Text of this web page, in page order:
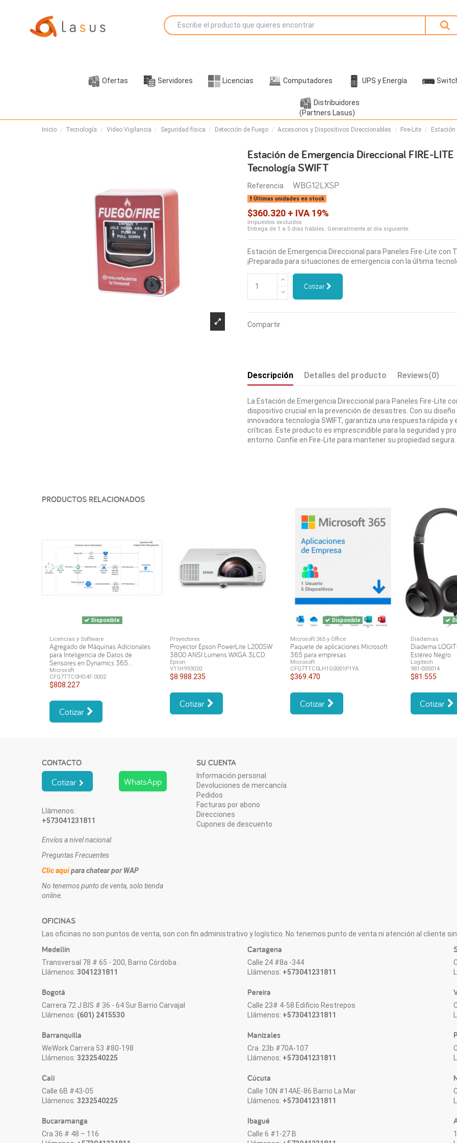
Ofertas Servidores Licencias Computadores UPS y Energía
Distribuidores
(Partners Lasus)
Inicio Tecnología Video Vigilancia Seguridad física Detección de Fuego Accesorios y Dispositivos Direccionables Fire-Lite Estación
Estación de Emergencia Direccional FIRE-LITE
Tecnología SWIFT
Referencia WBG12LXSP
Últimas unidades en stock
$360.320 + IVA 19%
Impuestos excluidos
Entrega de 1 a 5 días hábiles. Generalmente al día siguiente.
Estación de Emergencia Direccional para Paneles Fire-Lite con
¡Preparada para situaciones de emergencia con la última
Cotizar
Compartir
Descripción Detalles del producto Reviews(0)
La Estación de Emergencia Direccional para Paneles Fire-Lite
dispositivo crucial en la prevención de desastres. Con su diseño
innovadora tecnología SWIFT, garantiza una respuesta rápida
críticas. Este producto es imprescindible para la seguridad y
entorno. Confíe en Fire-Lite para mantener su propiedad segura.
PRODUCTOS RELACIONADOS
Disponible
Licencias y Software
Agregado de Máquinas Adicionales
para Inteligencia de Datos de
Sensores en Dynamics 365...
Microsoft
CFQ7TTC0HD4F:0002
$808.227
Cotizar
Proyectores
Proyector Epson PowerLite L200SW
3800 ANSI Lumens WXGA 3LCD
Epson
V11H993020.
$8.988.235
Cotizar
Disponible
Microsoft 365 y Office
Paquete de aplicaciones Microsoft
365 para empresas
Microsoft
CFQ7TTC0LH1G0001P1YA
$369.470
Cotizar
Diademas
Diadema
Estéreo Negro
Logitech
981-000014
$81.555
Cotizar
CONTACTO
Cotizar
Llámenos:
+573041231811
WhatsApp
Envíos a nivel nacional.
Preguntas Frecuentes
Clic aquípara chatear por WAP
No tenemos punto de venta, solo tienda
online.
OFICINAS
Las oficinas no son puntos de venta, son con fin administrativo y logístico. No tenemos punto de venta ni atención al cliente
Medellín
Transversal 78 # 65 - 200, Barrio Córdoba .
Llámenos:3041231811
Bogotá
Carrera 72 J BIS # 36 - 64 Sur Barrio Carvajal
Llámenos: (601) 2415530
Barranquilla
WeWork Carrera 53 #80-198
Llámenos:3232540225
Cali
Calle 6B #43-05
Llámenos:3232540225
Bucaramanga
Cra 36 # 48 – 116
Cartagena
Calle 24 #8a -344
Llámenos: +573041231811
Pereira
Calle 23# 4-58 Edificio Restrepos
Llámenos: +573041231811
Manizales
Cra. 23b #70A-107
Llámenos: +573041231811
Cúcuta
Calle 10N #14AE-86 Barrio La Mar
Llámenos: +573041231811
Ibagué
Calle 6 #1-27 B
SU CUENTA
Información personal
Devoluciones de mercancía
Pedidos
Facturas por abono
Direcciones
Cupones de descuento